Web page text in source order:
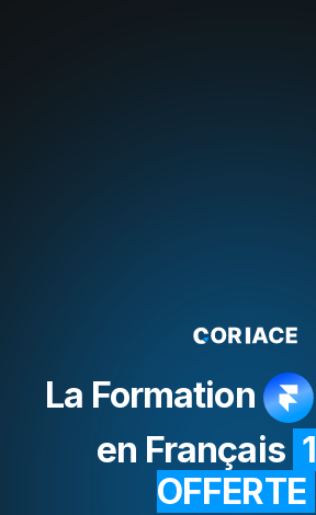
La Formation
en Français
OFFERTE